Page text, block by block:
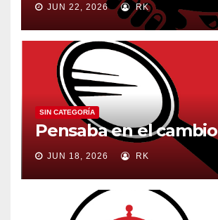
JUN 22, 2026 RK
SIN CATEGORÍA
Pensaba en el cambio
JUN 18, 2026 RK